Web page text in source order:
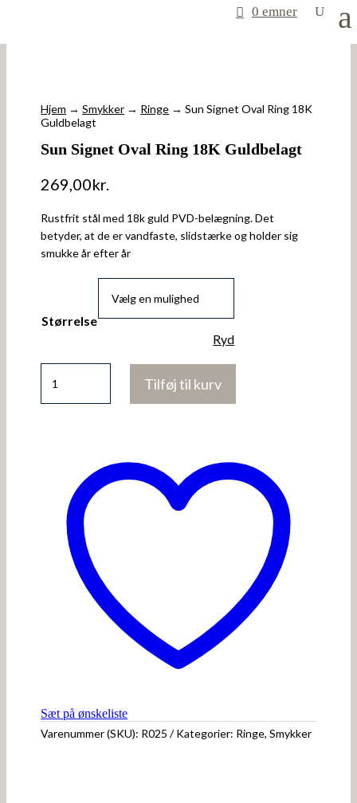
0 emner
Hjem →Smykker → Ringe → Sun Signet Oval Ring 18K
Guldbelagt
Sun Signet Oval Ring 18K Guldbelagt
269,00kr.
Rustfrit stål med 18k guld PVD-belægning. Det
betyder, at de er vandfaste, slidstærke og holder sig
smukke år efter år
Størrelse
Ryd
Sun
Guldbelagt
Tilføj til kurv
Sæt på ønskeliste
Varenummer (SKU): R025 Kategorier: Ringe,Smykker